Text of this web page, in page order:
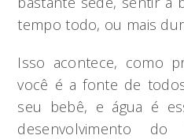
tempo todo, ou mais
Isso acontece, como
você é a fonte de
seu bebê, e água é
desenvolvimento do